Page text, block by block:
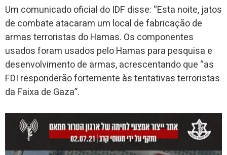
Um comunicado oficial do IDF disse: “Esta noite, jatos
de combate atacaram um local de fabricação de
armas terroristas do Hamas. Os componentes
usados ​​foram usados ​​pelo Hamas para pesquisa e
desenvolvimento de armas, acrescentando que “as
FDI responderão fortemente às tentativas terroristas
da Faixa de Gaza”.